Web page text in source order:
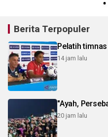
Berita Terpopuler
Pelatih
14 jam lalu
"Ayah,
20 jam lalu